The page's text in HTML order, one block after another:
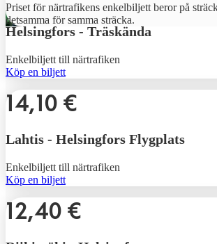
Priset för närtrafikens enkelbiljett beror på
detsamma för samma sträcka.
Helsingfors - Träskända
Enkelbiljett till närtrafiken
Köp en biljett
14,10 €
Lahtis - Helsingfors Flygplats
Enkelbiljett till närtrafiken
Köp en biljett
12,40 €